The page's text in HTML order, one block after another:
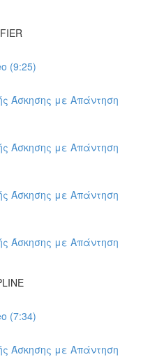
(9:25)
Άσκησης με Απάντηση
Άσκησης με Απάντηση
Άσκησης με Απάντηση
Άσκησης με Απάντηση
(7:34)
Άσκησης με Απάντηση